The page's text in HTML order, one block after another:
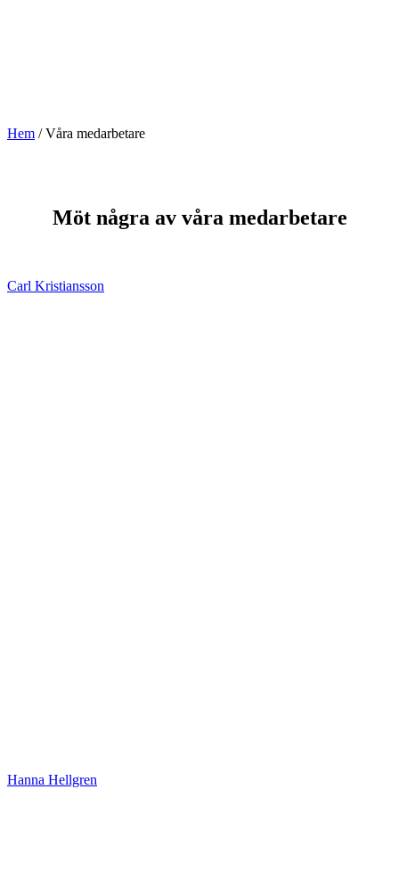
Hem /Våra medarbetare
Möt några av våra medarbetare
Carl Kristiansson
Hanna Hellgren